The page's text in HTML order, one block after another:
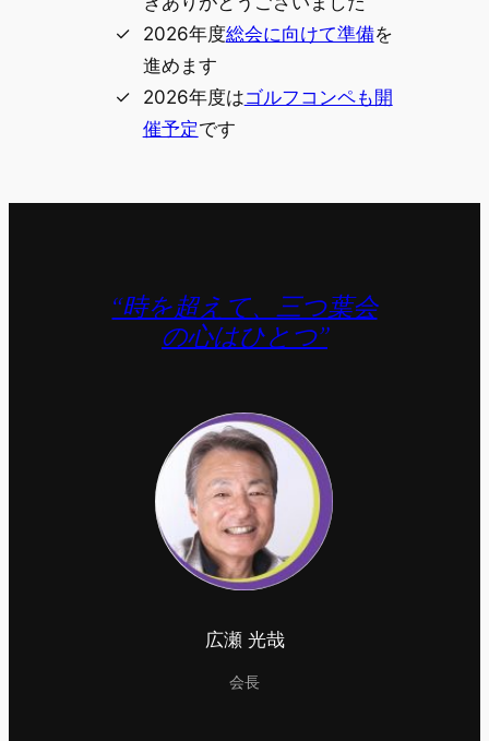
2026年度総会に向けて準備を
進めます
2026年度はゴルフコンペも開
催予定です
“時を超えて、三つ葉会
の心はひとつ”
広瀬 光哉
会長